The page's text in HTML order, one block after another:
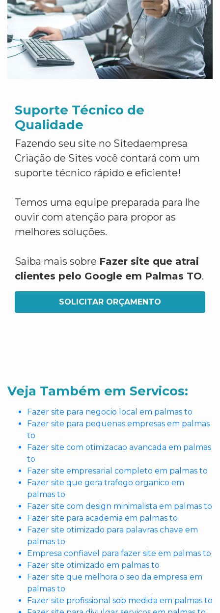
Suporte Técnico de
Qualidade
Fazendo seu site no Sitedaempresa
Criação de Sites você contará com um
suporte técnico rápido e eficiente!
Temos uma equipe preparada para lhe
ouvir com atenção para propor as
melhores soluções.
Saiba mais sobre Fazer site que atrai
clientes pelo Google em Palmas TO.
SOLICITAR ORÇAMENTO
Veja Também em Servicos:
Fazer site para negocio local em palmas to
Fazer site para pequenas empresas em palmas
to
Fazer site com otimizacao avancada em palmas
to
Fazer site empresarial completo em palmas to
Fazer site que gera trafego organico em
palmas to
Fazer site com design minimalista em palmas to
Fazer site para academia em palmas to
Fazer site otimizado para palavras chave em
palmas to
Empresa confiavel para fazer site em palmas to
Fazer site otimizado em palmas to
Fazer site que melhora o seo da empresa em
palmas to
Fazer site profissional sob medida em palmas to